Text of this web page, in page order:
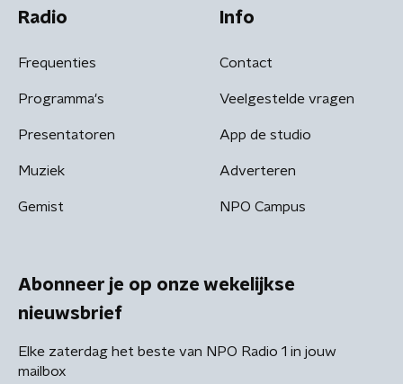
Radio
Frequenties
Programma's
Presentatoren
Muziek
Gemist
Info
Contact
Veelgestelde vragen
App de studio
Adverteren
NPO Campus
Abonneer je op onze wekelijkse
nieuwsbrief
Elke zaterdag het beste van NPO Radio 1 in jouw
mailbox